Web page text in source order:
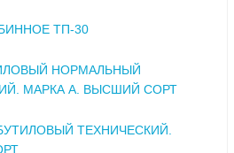
ТП-30
НОРМАЛЬНЫЙ
МАРКА А. ВЫСШИЙ СОРТ
ТЕХНИЧЕСКИЙ.